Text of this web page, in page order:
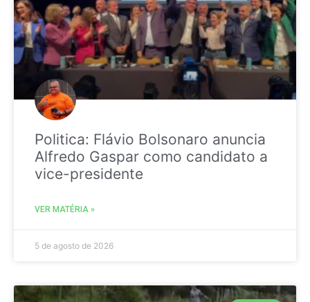
Politica: Flávio Bolsonaro anuncia
Alfredo Gaspar como candidato a
vice-presidente
VER MATÉRIA »
5 de agosto de 2026